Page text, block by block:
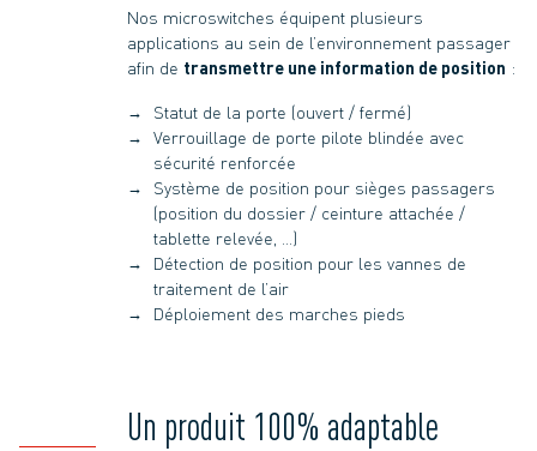
Nos microswitches équipent plusieurs
applications au sein de l’environnement passager
afin de transmettre une information de position :
Statut de la porte (ouvert / fermé)
Verrouillage de porte pilote blindée avec
sécurité renforcée
Système de position pour sièges passagers
(position du dossier / ceinture attachée /
tablette relevée, …)
Détection de position pour les vannes de
traitement de l’air
Déploiement des marches pieds
Un produit 100% adaptable